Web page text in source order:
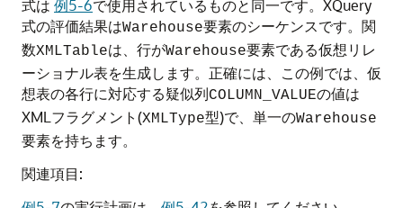
式は 例5-6で使用されているものと同一です。XQuery
式の評価結果はWarehouse要素のシーケンスです。関
数XMLTableは、行がWarehouse要素である仮想リレ
ーショナル表を生成します。正確には、この例では、仮
想表の各行に対応する疑似列COLUMN_VALUEの値は
XMLフラグメント(XMLType型)で、単一のWarehouse
要素を持ちます。
関連項目: